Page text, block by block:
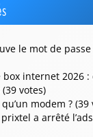
le mot de
internet 2026
votes)
qu’un modem ? (39
a arrêté